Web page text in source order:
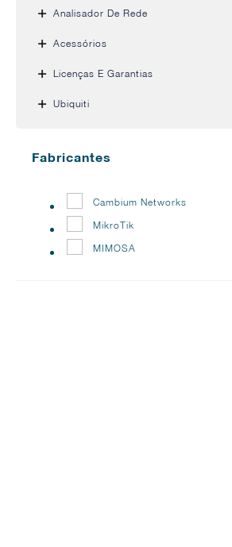
Analisador De Rede
Acessórios
Licenças E Garantias
Ubiquiti
Fabricantes
Cambium Networks
MikroTik
MIMOSA